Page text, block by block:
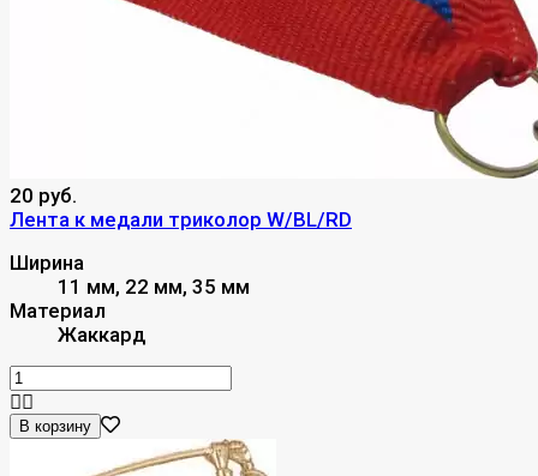
20 руб.
Лента к медали триколор W/BL/RD
Ширина
11 мм, 22 мм, 35 мм
Материал
Жаккард
В корзину